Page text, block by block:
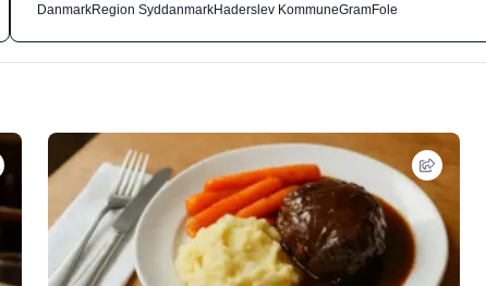
DanmarkRegion SyddanmarkHaderslev KommuneGramFole